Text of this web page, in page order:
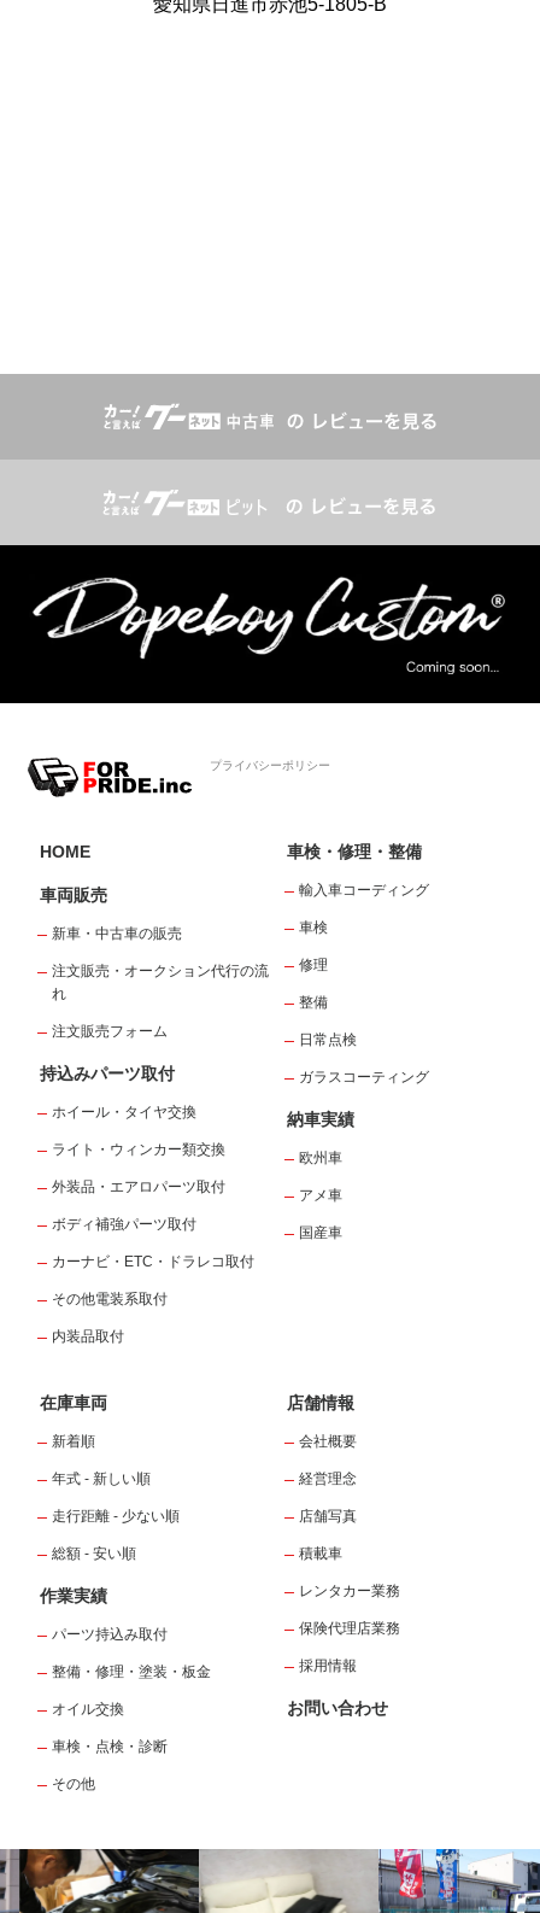
愛知県日進市赤池5-1805-B
プライバシーポリシー
HOME
車両販売
新車・中古車の販売
注文販売・オークション代行の流
れ
注文販売フォーム
持込みパーツ取付
ホイール・タイヤ交換
ライト・ウィンカー類交換
外装品・エアロパーツ取付
ボディ補強パーツ取付
カーナビ・ETC・ドラレコ取付
その他電装系取付
内装品取付
車検・修理・整備
輸入車コーディング
車検
修理
整備
日常点検
ガラスコーティング
納車実績
欧州車
アメ車
国産車
在庫車両
新着順
年式 - 新しい順
走行距離 - 少ない順
総額 - 安い順
作業実績
パーツ持込み取付
整備・修理・塗装・板金
オイル交換
車検・点検・診断
その他
店舗情報
会社概要
経営理念
店舗写真
積載車
レンタカー業務
保険代理店業務
採用情報
お問い合わせ